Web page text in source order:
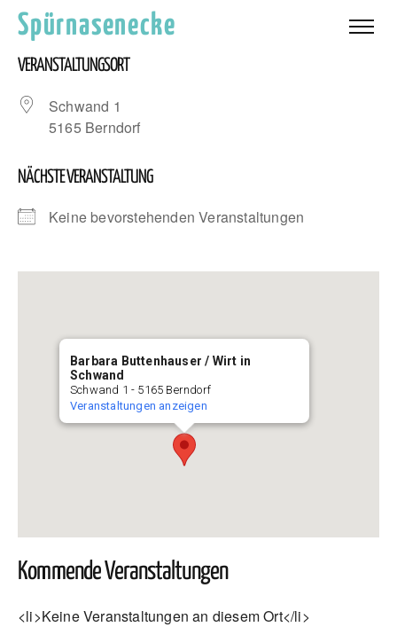
Spürnasenecke
VERANSTALTUNGSORT
Schwand 1
5165 Berndorf
NÄCHSTE VERANSTALTUNG
Keine bevorstehenden Veranstaltungen
Barbara Buttenhauser / Wirt in
Schwand
Schwand 1 - 5165 Berndorf
Veranstaltungen anzeigen
Kommende Veranstaltungen
<li>Keine Veranstaltungen an diesem Ort</li>